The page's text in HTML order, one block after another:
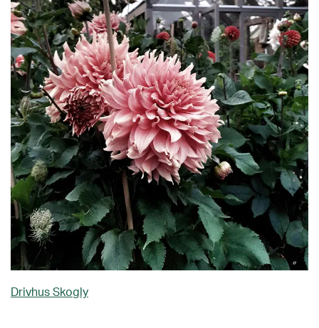
Drivhus Skogly